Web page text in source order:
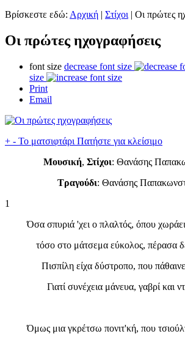
Βρίσκεστε εδώ: Αρχική | Στίχοι| Οι πρώτες
Οι πρώτες ηχογραφήσεις
font size decrease font size
size
Print
Email
+ - Το ματσιφτάρι Πατήστε για κλείσιμο
Μουσική, Στίχοι: Θανάσης
Τραγούδι: Θανάσης
1
Όσα σπυριά 'χει ο πλαλτός, όπου
τόσο στο μάτσεμα εύκολος, πέρασα
Πισπίλη είχα δύστροπο, που
Γιατί συνέχεια μάνευα, γαβρί και
Όμως μια γκρέτσω πονιτ'κή, που